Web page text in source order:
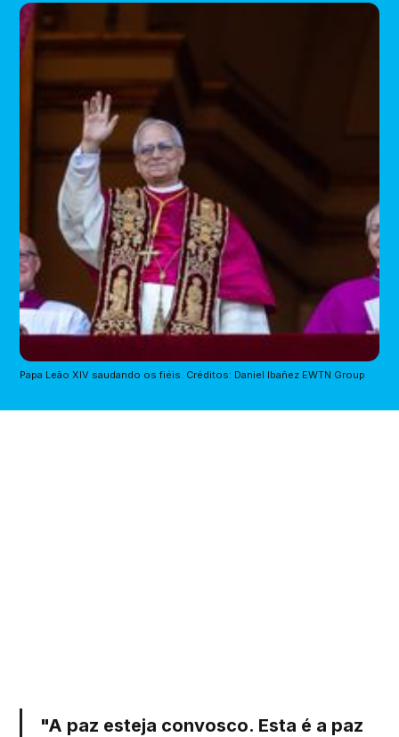
Papa Leão XIV saudando os fiéis. Créditos: Daniel Ibañez EWTN Group
"A paz esteja convosco. Esta é a paz